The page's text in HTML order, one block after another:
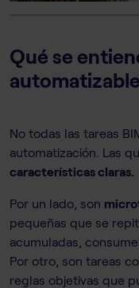
Qué se
No todas las tareas
automatización. Las
características claras.
Por un lado, son
pequeñas que se
acumuladas,
Por otro, son tareas
reglas objetivas que